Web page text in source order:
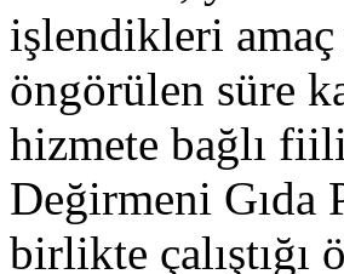
işlendikleri
öngörülen süre
hizmete bağlı
Değirmeni Gıda
birlikte